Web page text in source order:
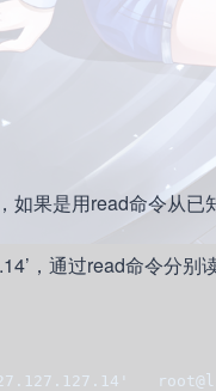
果是用read命令从
，通过read命令分别